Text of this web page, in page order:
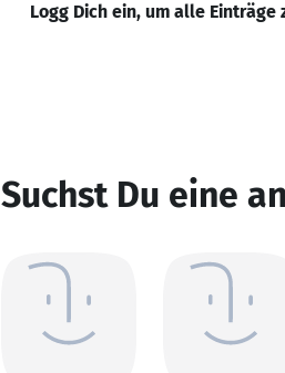
Logg Dich ein, um alle Einträge
Suchst Du eine